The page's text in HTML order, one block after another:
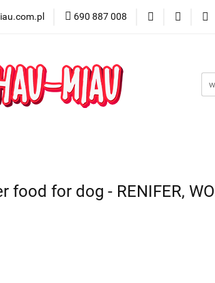
690 887 008
PRODUCENCI / MARKI DLA
PRODUKTY DO DOMU
food for dog - RENIFER,